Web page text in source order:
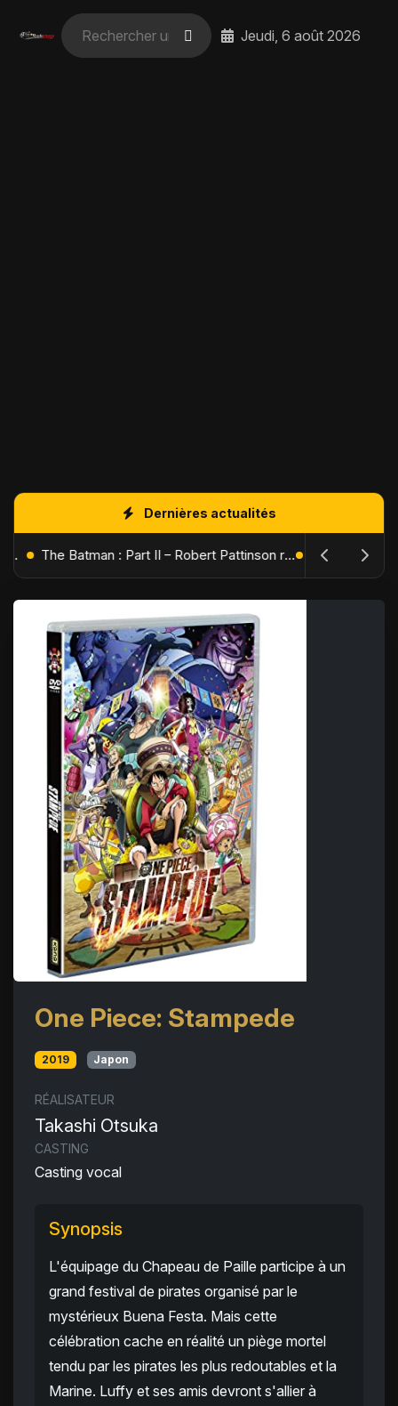
Jeudi, 6 août 2026
Dernières actualités
L'Âge de Glace : Le Réveil du Volcan – Manny, Sid et Diego de retour pour une aventure explosive The Batman : Part II – Robert Pattinson replonge dans les ténèbres de Gotham dès octobre 2027
One Piece: Stampede
2019 Japon
RÉALISATEUR
Takashi Otsuka
CASTING
Casting vocal
Synopsis
L'équipage du Chapeau de Paille participe à un
grand festival de pirates organisé par le
mystérieux Buena Festa. Mais cette
célébration cache en réalité un piège mortel
tendu par les pirates les plus redoutables et la
Marine. Luffy et ses amis devront s'allier à